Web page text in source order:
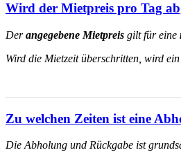
Wird der Mietpreis pro Tag
Derangegebene Mietpreis gilt für eine
Wird die Mietzeit überschritten, wird
Zu welchen Zeiten ist eine
Die Abholung und Rückgabe ist